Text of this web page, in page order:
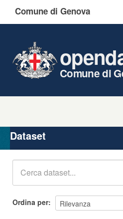
Comune di Genova
Comune di
Organizzazioni
Gruppi
Dataset
Ordina per